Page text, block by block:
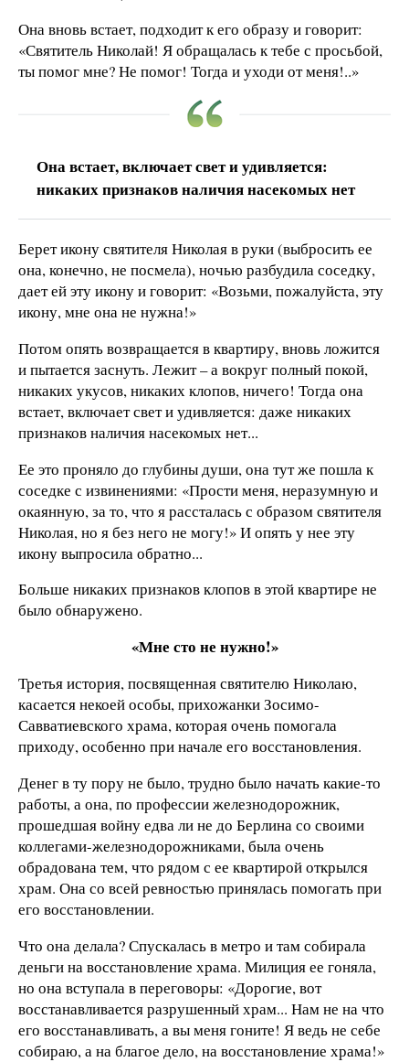
Она вновь встает, подходит к его образу и говорит:
«Святитель Николай! Я обращалась к тебе с просьбой,
ты помог мне? Не помог! Тогда и уходи от меня!..»
Она встает, включает свет и удивляется:
никаких признаков наличия насекомых нет
Берет икону святителя Николая в руки (выбросить ее
она, конечно, не посмела), ночью разбудила соседку,
дает ей эту икону и говорит: «Возьми, пожалуйста, эту
икону, мне она не нужна!»
Потом опять возвращается в квартиру, вновь ложится
и пытается заснуть. Лежит – а вокруг полный покой,
никаких укусов, никаких клопов, ничего! Тогда она
встает, включает свет и удивляется: даже никаких
признаков наличия насекомых нет...
Ее это проняло до глубины души, она тут же пошла к
соседке с извинениями: «Прости меня, неразумную и
окаянную, за то, что я рассталась с образом святителя
Николая, но я без него не могу!» И опять у нее эту
икону выпросила обратно...
Больше никаких признаков клопов в этой квартире не
было обнаружено.
«Мне сто не нужно!»
Третья история, посвященная святителю Николаю,
касается некоей особы, прихожанки Зосимо-
Савватиевского храма, которая очень помогала
приходу, особенно при начале его восстановления.
Денег в ту пору не было, трудно было начать какие-то
работы, а она, по профессии железнодорожник,
прошедшая войну едва ли не до Берлина со своими
коллегами-железнодорожниками, была очень
обрадована тем, что рядом с ее квартирой открылся
храм. Она со всей ревностью принялась помогать при
его восстановлении.
Что она делала? Спускалась в метро и там собирала
деньги на восстановление храма. Милиция ее гоняла,
но она вступала в переговоры: «Дорогие, вот
восстанавливается разрушенный храм... Нам не на что
его восстанавливать, а вы меня гоните! Я ведь не себе
собираю, а на благое дело, на восстановление храма!»